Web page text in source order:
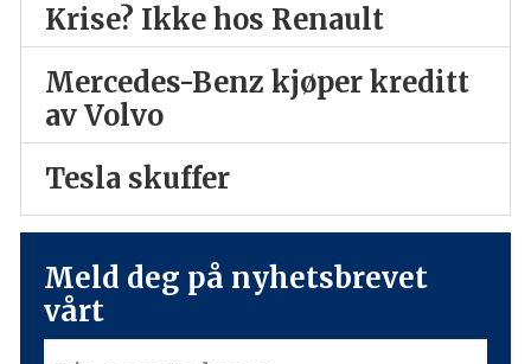
Krise? Ikke hos Renault
Mercedes-Benz kjøper kreditt
av Volvo
Tesla skuffer
Meld deg på nyhetsbrevet
vårt